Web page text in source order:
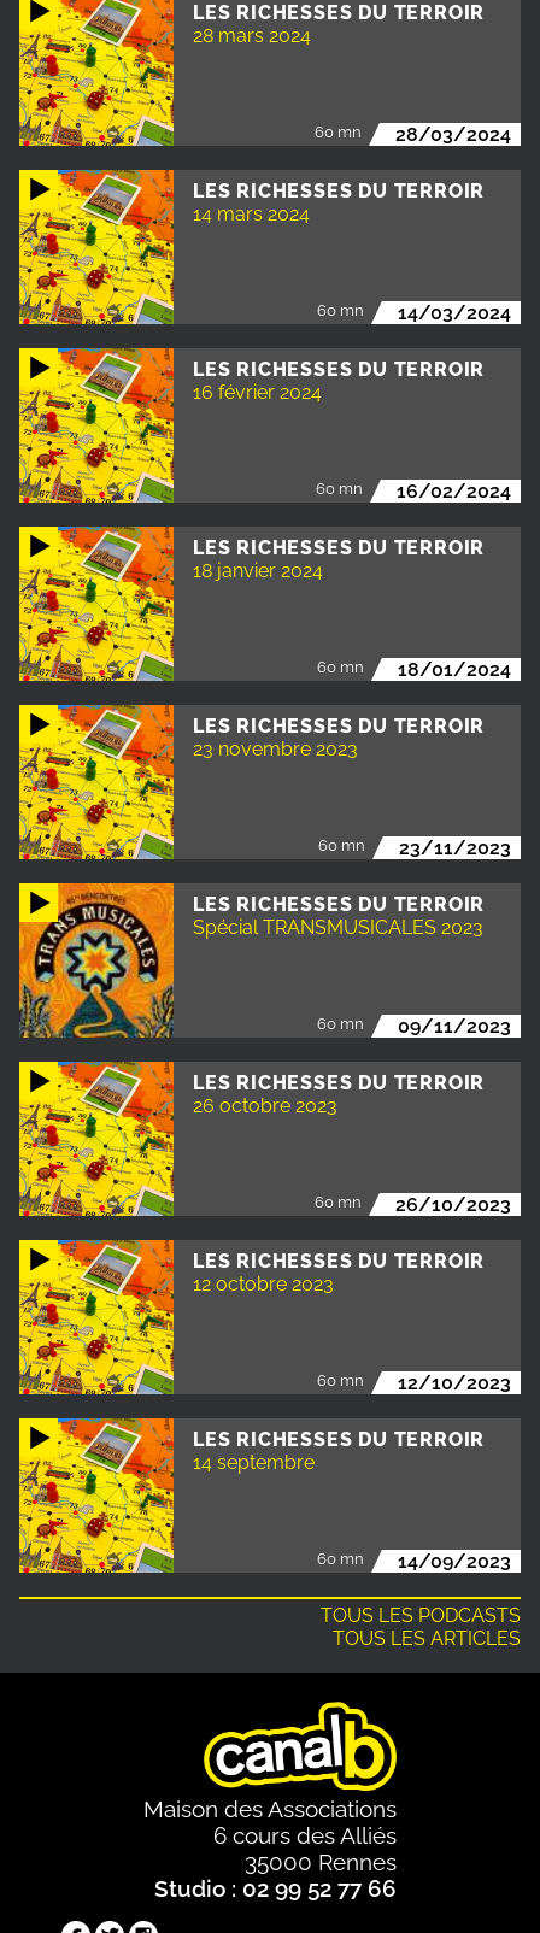
LES RICHESSES DU TERROIR
28 mars 2024
60 mn 28/03/2024
LES RICHESSES DU TERROIR
14 mars 2024
60 mn 14/03/2024
LES RICHESSES DU TERROIR
16 février 2024
60 mn 16/02/2024
LES RICHESSES DU TERROIR
18 janvier 2024
60 mn 18/01/2024
LES RICHESSES DU TERROIR
23 novembre 2023
60 mn 23/11/2023
LES RICHESSES DU TERROIR
Spécial TRANSMUSICALES 2023
60 mn 09/11/2023
LES RICHESSES DU TERROIR
26 octobre 2023
60 mn 26/10/2023
LES RICHESSES DU TERROIR
12 octobre 2023
60 mn 12/10/2023
LES RICHESSES DU TERROIR
14 septembre
60 mn 14/09/2023
TOUS LES PODCASTS
TOUS LES ARTICLES
Maison des Associations
6 cours des Alliés
35000 Rennes
Studio : 02 99 52 77 66